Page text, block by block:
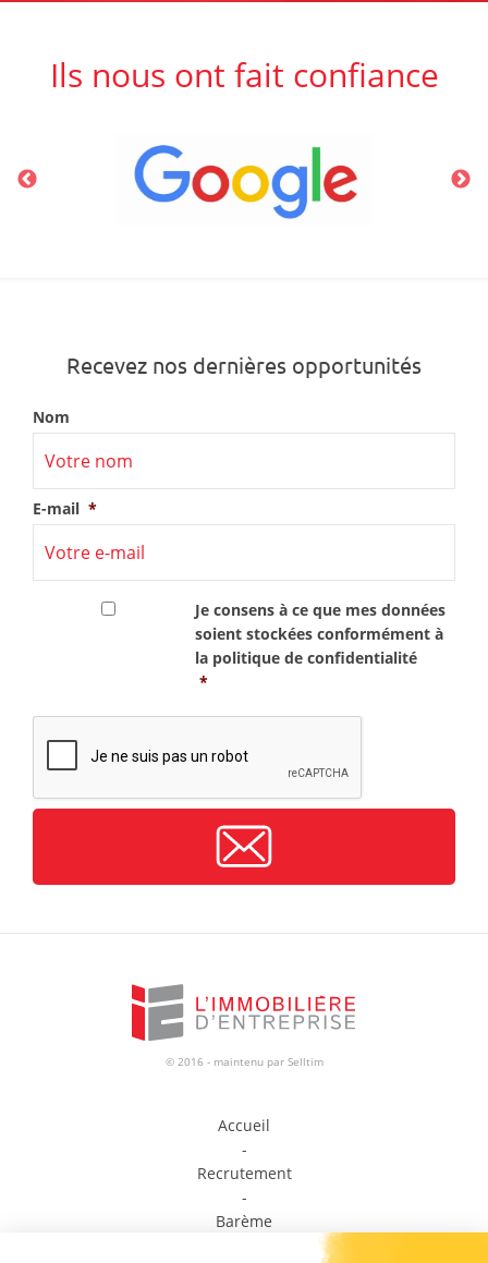
Ils nous ont fait confiance
Recevez nos dernières opportunités
Nom
E-mail *
Je consens à ce que mes données
soient stockées conformément à
la politique de confidentialité
*
© 2016 - maintenu par Selltim
Accueil
-
Recrutement
-
Barème